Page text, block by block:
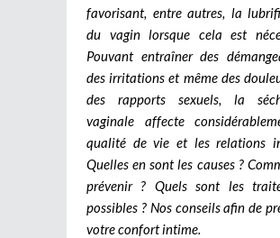
favorisant, entre autres, la
du vagin lorsque cela est
Pouvant entraîner des
des irritations et même des
des rapports sexuels, la
vaginale affecte
qualité de vie et les relations
Quelles en sont les causes ?
prévenir ? Quels sont les
possibles ? Nos conseils afin de
votre confort intime.